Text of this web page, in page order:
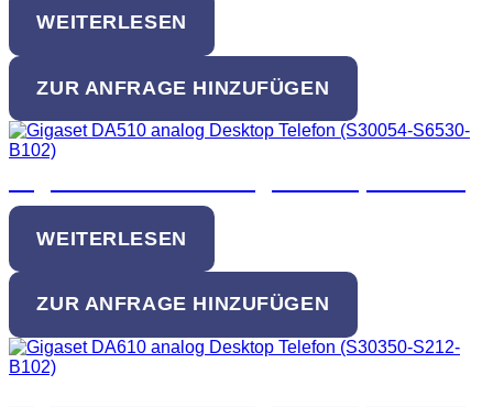
WEITERLESEN
ZUR ANFRAGE HINZUFÜGEN
WEITERLESEN
ZUR ANFRAGE HINZUFÜGEN